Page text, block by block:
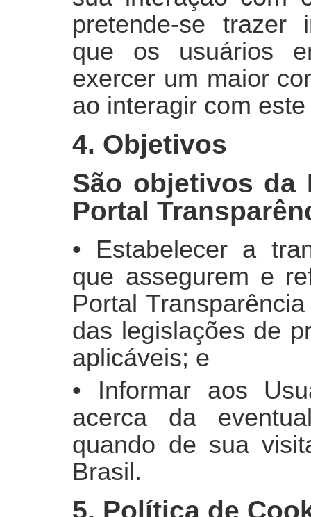
pretende-se trazer
que os usuários
exercer um maior
ao interagir com
4. Objetivos
São objetivos da
Portal
• Estabelecer a
que assegurem e
Portal
das legislações de
aplicáveis; e
• Informar aos
acerca da
quando de sua
Brasil.
5. Política de